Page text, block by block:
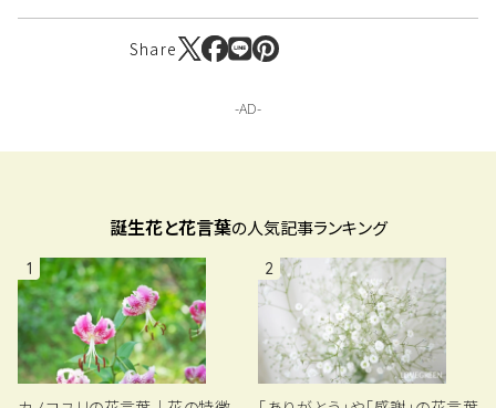
Share
誕生花と花言葉の人気記事ランキング
1 2